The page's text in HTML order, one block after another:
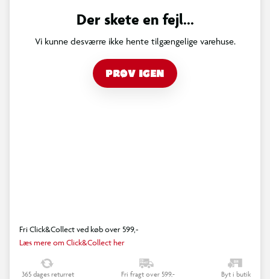
Der skete en fejl...
Vi kunne desværre ikke hente tilgængelige varehuse.
PRØV IGEN
Fri Click&Collect ved køb over 599,-
Læs mere om Click&Collect her
365 dages returret Fri fragt over 599,- Byt i butik